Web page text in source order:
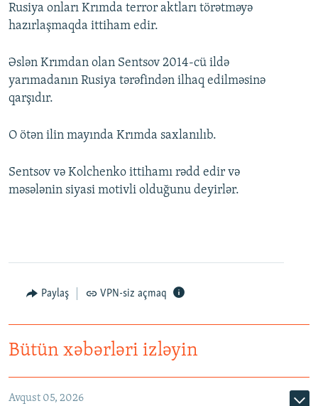
Rusiya onları Krımda terror aktları törətməyə
hazırlaşmaqda ittiham edir.
Əslən Krımdan olan Sentsov 2014-cü ildə
yarımadanın Rusiya tərəfindən ilhaq edilməsinə
qarşıdır.
O ötən ilin mayında Krımda saxlanılıb.
Sentsov və Kolchenko ittihamı rədd edir və
məsələnin siyasi motivli olduğunu deyirlər.
Paylaş VPN-siz açmaq
Bütün xəbərləri izləyin
Avqust 05, 2026